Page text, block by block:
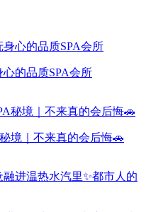
的品质SPA会所
境｜不来真的会后悔🚗